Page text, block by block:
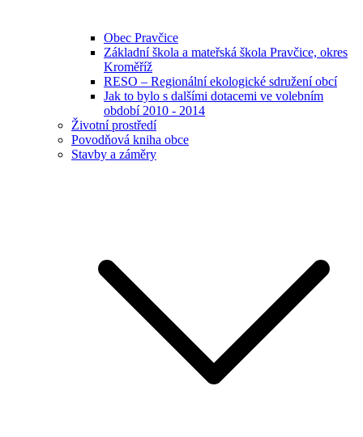
Obec Pravčice
Základní škola a mateřská škola Pravčice, okres
Kroměříž
RESO – Regionální ekologické sdružení obcí
Jak to bylo s dalšími dotacemi ve volebním
období 2010 - 2014
Životní prostředí
Povodňová kniha obce
Stavby a záměry